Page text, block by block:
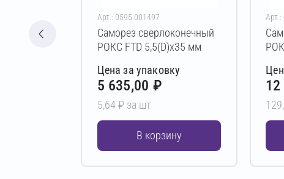
Арт.: 0595.001497
Саморез сверлоконечный
РОКС FTD 5,5(D)х35 мм
Цена за упаковку
5 635,00 ₽
5,64 ₽ за шт
В корзину